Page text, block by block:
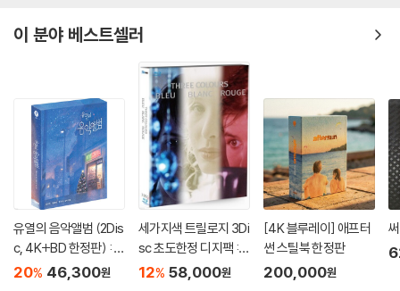
이 분야 베스트셀러
유열의 음악앨범 (2Dis
c, 4K+BD 한정판) : 블
루레이
20% 46,300원
세가지색 트릴로지 3Di
sc 초도한정 디지팩 :
블루레이
12% 58,000원
[4K 블루레이] 애프터
썬 스틸북 한정판
200,000원